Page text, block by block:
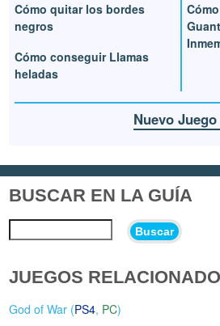
Cómo quitar los bordes
negros
Cómo conseguir Llamas
heladas
Nuevo Juego
BUSCAR EN LA GUÍA
Buscar
JUEGOS
God of War (PS4, PC)